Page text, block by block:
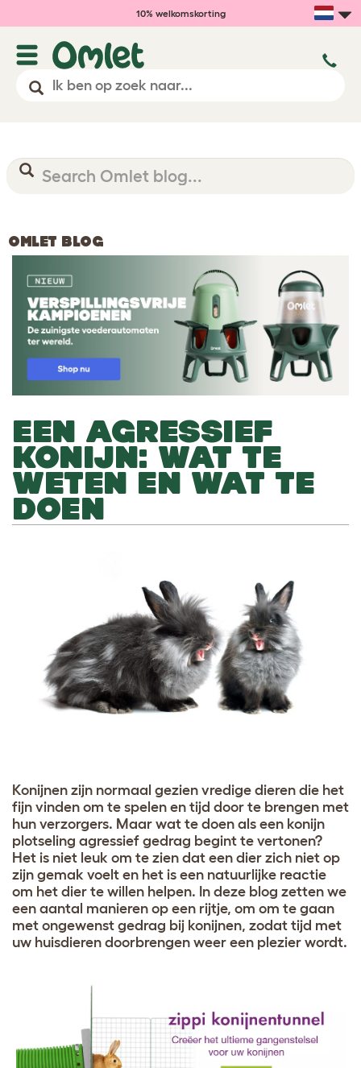
10% welkomskorting
OMLET BLOG
EEN AGRESSIEF
KONIJN: WAT TE
WETEN EN WAT TE
DOEN
Konijnen zijn normaal gezien vredige dieren die het
fijn vinden om te spelen en tijd door te brengen met
hun verzorgers. Maar wat te doen als een konijn
plotseling agressief gedrag begint te vertonen?
Het is niet leuk om te zien dat een dier zich niet op
zijn gemak voelt en het is een natuurlijke reactie
om het dier te willen helpen. In deze blog zetten we
een aantal manieren op een rijtje, om om te gaan
met ongewenst gedrag bij konijnen, zodat tijd met
uw huisdieren doorbrengen weer een plezier wordt.